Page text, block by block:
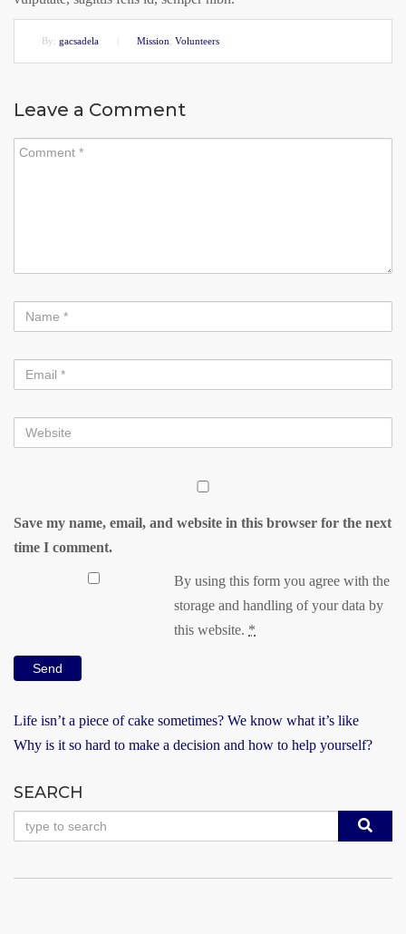
By: gacsadela Mission Volunteers
Leave a Comment
Save my name, email, and website in this browser for the next
time I comment.
By using this form you agree with the
storage and handling of your data by
this website. *
Life isn’t a piece of cake sometimes? We know what it’s like
Why is it so hard to make a decision and how to help yourself?
SEARCH